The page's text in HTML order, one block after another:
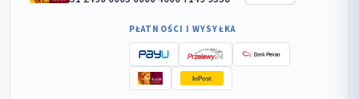
PŁATNOŚCI I WYSYŁKA
InPost